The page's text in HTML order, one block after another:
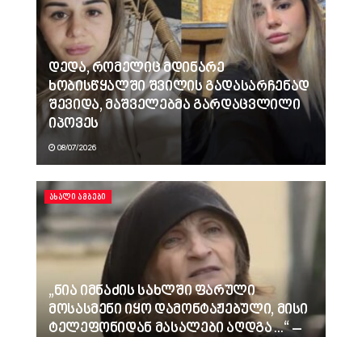
დედა, რომელიც მდინარე
ხობისწყალში შვილის გადასარჩენად
შევიდა, მაშველებმა გარდაცვლილი
იპოვეს
08/07/2026
ᲐᲮᲐᲚᲘ ᲐᲛᲑᲔᲑᲘ
„ნია იმნაძის სახლში ფარული
მოსასმენი იყო დამონტაჟებული, მისი
ტელეფონიდან მასალები აღდგა…“ –